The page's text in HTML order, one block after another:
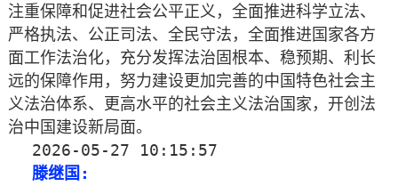
注重保障和促进社会公平正义，全面推进科学立法、
严格执法、公正司法、全民守法，全面推进国家各方
面工作法治化，充分发挥法治固根本、稳预期、利长
远的保障作用，努力建设更加完善的中国特色社会主
义法治体系、更高水平的社会主义法治国家，开创法
治中国建设新局面。
2026-05-27 10:15:57
滕继国: